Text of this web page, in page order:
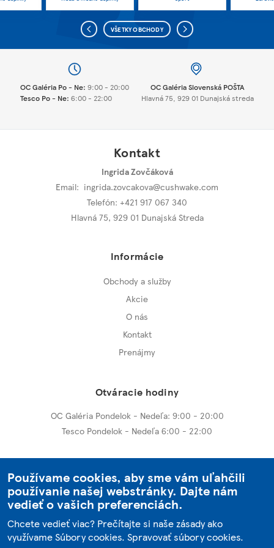
VŠETKY OBCHODY
OC Galéria Po - Ne: 9:00 - 20:00
Tesco Po - Ne: 6:00 - 22:00
OC Galéria Slovenská POŠTA
Hlavná 75, 929 01 Dunajská streda
Kontakt
Ingrida Zovčáková
Email: ingrida.zovcakova@cushwake.com
Telefón: +421 917 067 340
Hlavná 75, 929 01 Dunajská Streda
Informácie
Obchody a služby
Akcie
O nás
Kontakt
Prenájmy
Otváracie hodiny
OC Galéria Pondelok - Nedeľa: 9:00 - 20:00
Tesco Pondelok - Nedeľa 6:00 - 22:00
OC Galéria Nitra
OC Galéria Trnava
Používame cookies, aby sme vám uľahčili
používanie našej webstránky. Dajte nám
vedieť o vašich preferenciách.
Chcete vedieť viac? Prečítajte si naše zásady ako
využívame Súbory cookies. Spravovať súbory cookies.